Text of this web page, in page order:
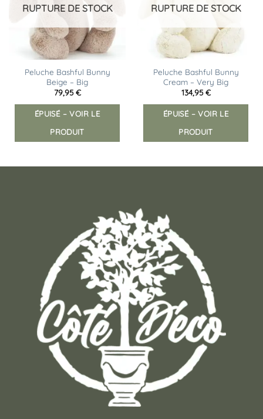
RUPTURE DE STOCK
Peluche Bashful Bunny
Beige – Big
79,95€
ÉPUISÉ – VOIR LE
PRODUIT
RUPTURE DE STOCK
Peluche Bashful Bunny
Cream – Very Big
134,95€
ÉPUISÉ – VOIR LE
PRODUIT